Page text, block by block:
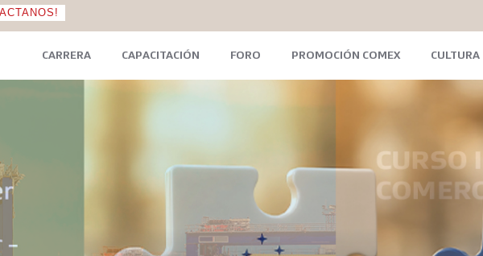
CARRERA CAPACITACIÓN FORO PROMOCIÓN COMEX CULTURA